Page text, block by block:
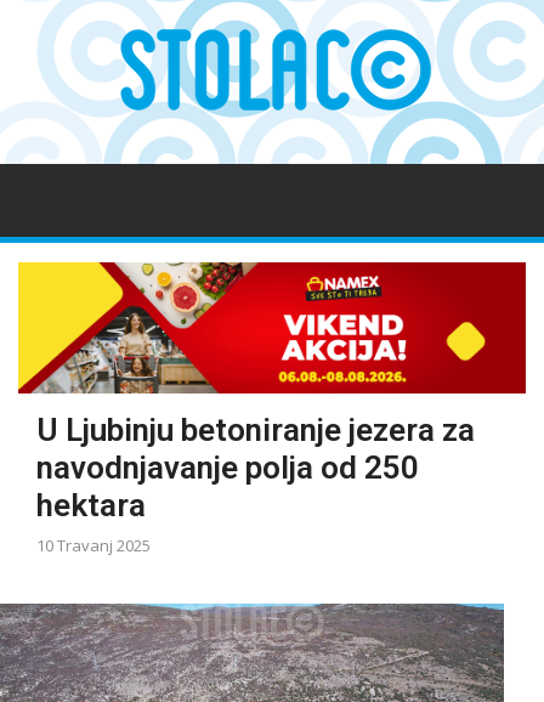
U Ljubinju betoniranje jezera za
navodnjavanje polja od 250
hektara
10 Travanj 2025